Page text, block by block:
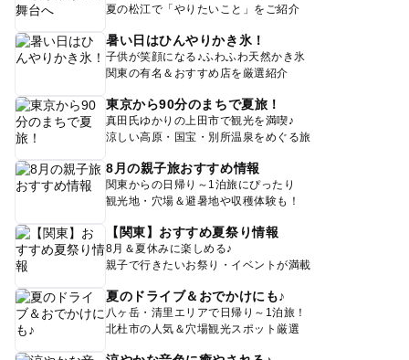
夏の松江で「やりたいこと」をご紹介
暑い日はひんやりかき氷！
子供が笑顔になる♪ふわふわ天然かき氷
関東の有名＆おすすめ店を厳選紹介
東京から90分のまちで夏旅！
真田氏ゆかりの上田市で観光を満喫♪
涼しい高原・国宝・別所温泉をめぐる旅
8月の親子旅おすすめ情報
関東からの日帰り～1泊旅にぴったり
観光地・穴場＆避暑地や収穫体験も！
【関東】おすすめ夏祭り情報
8月＆夏休みに楽しめる♪
親子で行きたいお祭り・イベントが満載
夏のドライブ＆おでかけにも♪
八ヶ岳・清里エリアで日帰り～1泊旅！
北杜市の人気＆穴場観光スポット厳選